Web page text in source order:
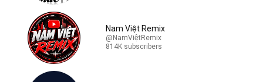
Nam Việt Remix
@NamViệtRemix
814K subscribers